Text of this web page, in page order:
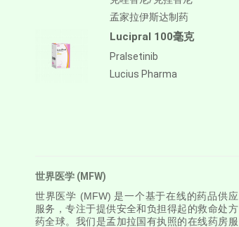
Aprocitentan
Aripiprazole
Arsenic Trioxied
Atomoxetine Hydrochloride
Atorvastatin Calcium
孟家拉伊斯达制药
Lucipral 100毫克
Pralsetinib
Lucius Pharma
世界医学 (MFW)
世界医学 (MFW) 是一个基于在线的药品供应
服务，专注于提供安全和负担得起的救命处方
药全球。我们是孟加拉国有执照的在线药房服